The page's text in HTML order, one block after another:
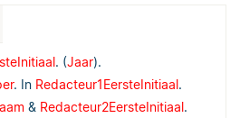
. (Jaar).
. In Redacteur1EersteInitiaal.
& Redacteur2EersteInitiaal.